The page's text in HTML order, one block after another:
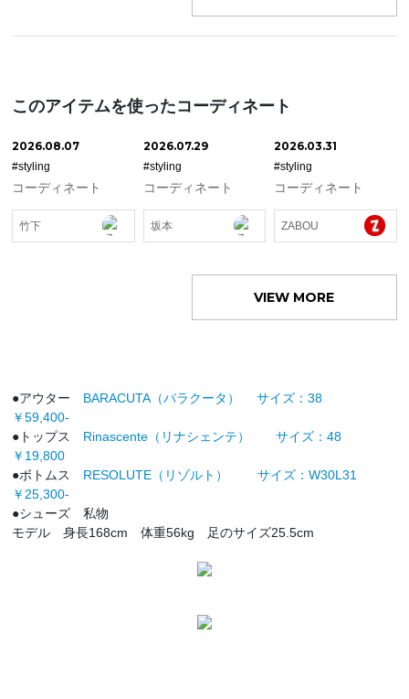
このアイテムを使ったコーディネート
2026.08.07
#styling
コーディネート
竹下
2026.07.29
#styling
コーディネート
坂本
2026.03.31
#styling
コーディネート
ZABOU
VIEW MORE
●アウター BARACUTA（バラクータ） サイズ：38
￥59,400-
●トップス Rinascente（リナシェンテ） サイズ：48
￥19,800
●ボトムス RESOLUTE（リゾルト） サイズ：W30L31
￥25,300-
●シューズ 私物
モデル 身長168cm 体重56kg 足のサイズ25.5cm